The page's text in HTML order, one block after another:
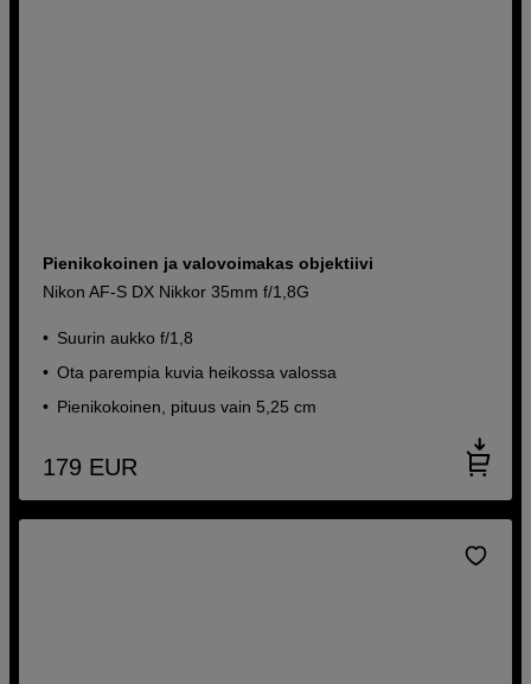
Pienikokoinen ja valovoimakas objektiivi
Nikon AF-S DX Nikkor 35mm f/1,8G
Suurin aukko f/1,8
Ota parempia kuvia heikossa valossa
Pienikokoinen, pituus vain 5,25 cm
179 EUR